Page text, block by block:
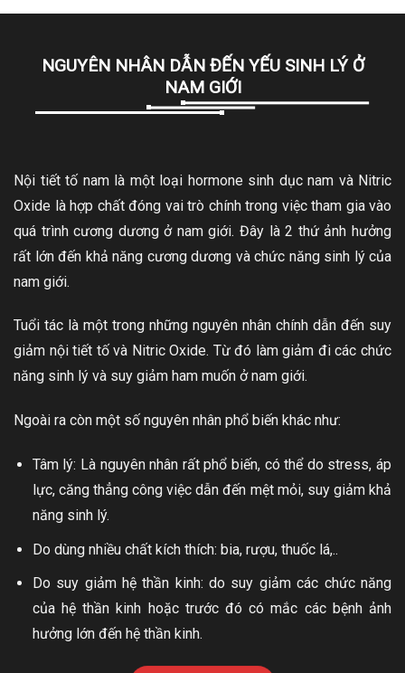
NGUYÊN NHÂN DẪN ĐẾN YẾU SINH LÝ Ở
NAM GIỚI
Nội tiết tố nam là một loại hormone sinh dục nam và Nitric
Oxide là hợp chất đóng vai trò chính trong việc tham gia vào
quá trình cương dương ở nam giới. Đây là 2 thứ ảnh hưởng
rất lớn đến khả năng cương dương và chức năng sinh lý của
nam giới.
Tuổi tác là một trong những nguyên nhân chính dẫn đến suy
giảm nội tiết tố và Nitric Oxide. Từ đó làm giảm đi các chức
năng sinh lý và suy giảm ham muốn ở nam giới.
Ngoài ra còn một số nguyên nhân phổ biến khác như:
Tâm lý: Là nguyên nhân rất phổ biến, có thể do stress, áp
lực, căng thẳng công việc dẫn đến mệt mỏi, suy giảm khả
năng sinh lý.
Do dùng nhiều chất kích thích: bia, rượu, thuốc lá,..
Do suy giảm hệ thần kinh: do suy giảm các chức năng
của hệ thần kinh hoặc trước đó có mắc các bệnh ảnh
hưởng lớn đến hệ thần kinh.